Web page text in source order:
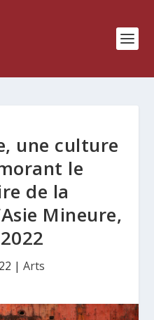
une culture
le
de la
Mineure,
| Arts